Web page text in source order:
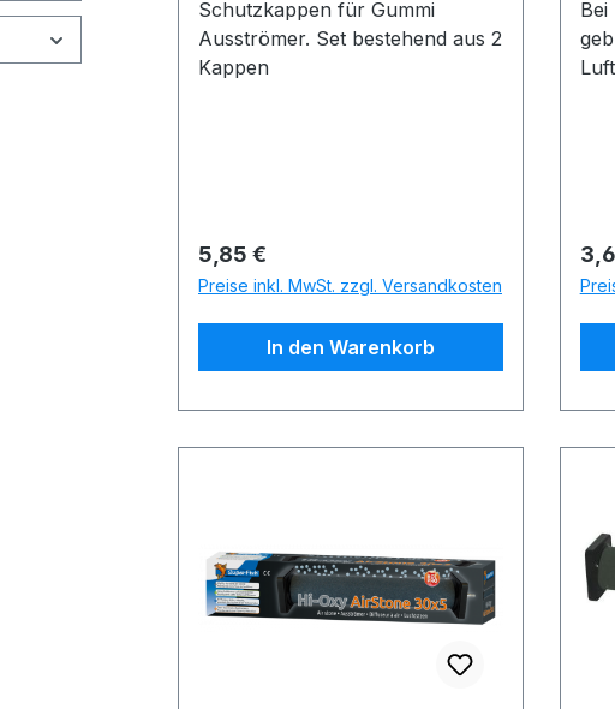
Schutzkappen für Gummi
Ausströmer. Set bestehend aus 2
Kappen
Regulärer Preis:
5,85 €
Preise inkl. MwSt. zzgl. Versandkosten
In den Warenkorb